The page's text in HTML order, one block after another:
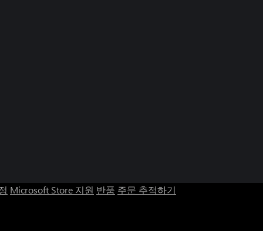
Microsoft Store 지원 반품 주문 추적하기